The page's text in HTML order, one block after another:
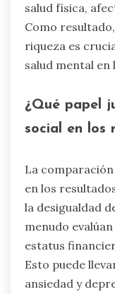
salud física,
Como
riqueza es
salud mental en
¿Qué papel
social en los
La
en los
la desigualdad
menudo
estatus
Esto puede
ansiedad y